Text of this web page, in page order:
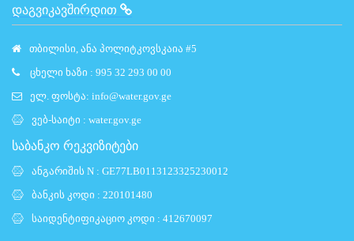
ᲓᲐᲒᲕᲘᲙᲐᲕᲨᲘᲠᲓᲘᲗ
თბილისი, ანა პოლიტკოვსკაია #5
ცხელი ხაზი : 995 32 293 00 00
ელ. ფოსტა: info@water.gov.ge
ვებ-საიტი : water.gov.ge
საბანკო რეკვიზიტები
ანგარიშის N : GE77LB0113123325230012
ბანკის კოდი : 220101480
საიდენტიფიკაციო კოდი : 412670097